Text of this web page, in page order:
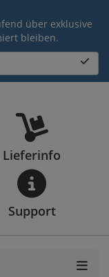
über exklusive
bleiben.
Lieferinfo
Support